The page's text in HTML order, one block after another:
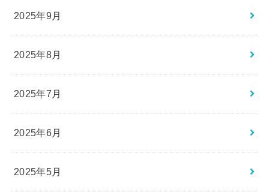
2025年9月
2025年8月
2025年7月
2025年6月
2025年5月